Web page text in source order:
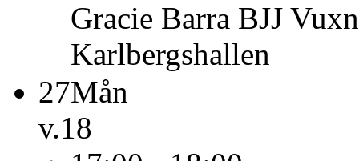
Gracie Barra BJJ
Karlbergshallen
27Mån
v.18